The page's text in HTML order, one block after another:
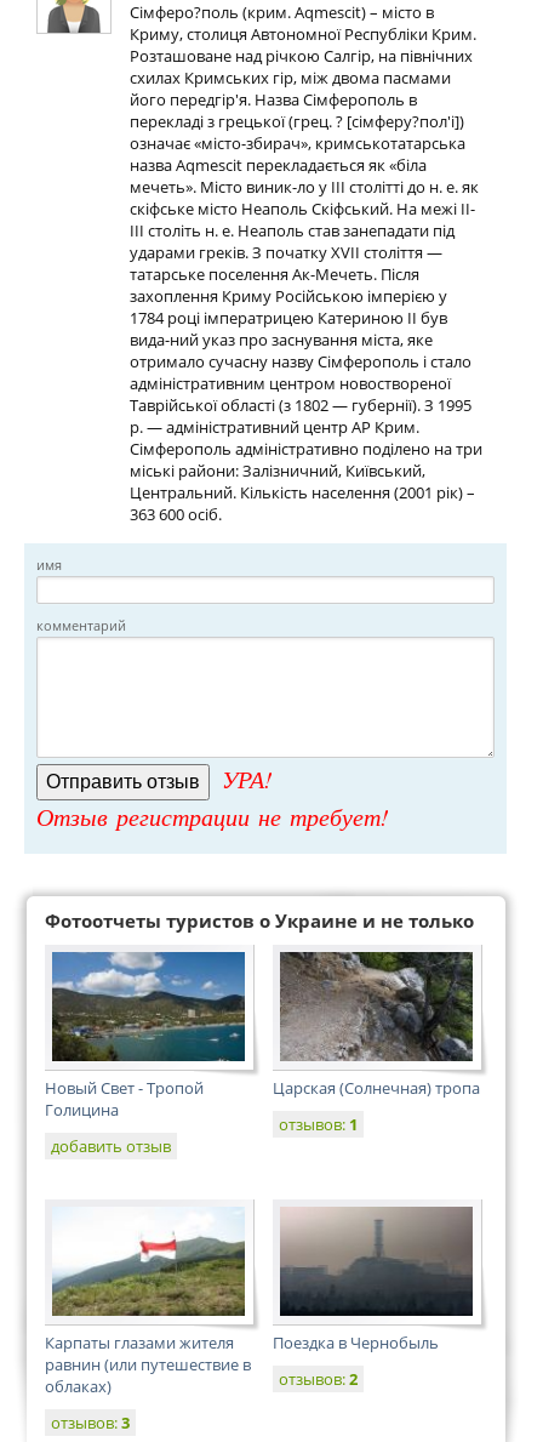
Сімферо?поль (крим. Aqmescit) – місто в
Криму, столиця Автономної Республіки Крим.
Розташоване над річкою Салгір, на північних
схилах Кримських гір, між двома пасмами
його передгір'я. Назва Сімферополь в
перекладі з грецької (грец. ? [сімферу?пол'і])
означає «місто-збирач», кримськотатарська
назва Aqmescit перекладається як «біла
мечеть». Місто виник-ло у ІІІ столітті до н. е. як
скіфське місто Неаполь Скіфський. На межі ІІ-
ІІІ століть н. е. Неаполь став занепадати під
ударами греків. З початку XVІІ століття —
татарське поселення Ак-Мечеть. Після
захоплення Криму Російською імперією у
1784 році імператрицею Катериною II був
вида-ний указ про заснування міста, яке
отримало сучасну назву Сімферополь і стало
адміністративним центром новоствореної
Таврійської області (з 1802 — губернії). З 1995
р. — адміністративний центр АР Крим.
Сімферополь адміністративно поділено на три
міські райони: Залізничний, Київський,
Центральний. Кількість населення (2001 рік) –
363 600 осіб.
имя
комментарий
УРА!
Отзыв регистрации не требует!
Фотоотчеты туристов о Украине и не только
Новый Свет - Тропой
Голицина
добавить отзыв
Царская (Солнечная) тропа
отзывов: 1
Карпаты глазами жителя
равнин (или путешествие в
облаках)
отзывов:3
Поездка в Чернобыль
отзывов:2